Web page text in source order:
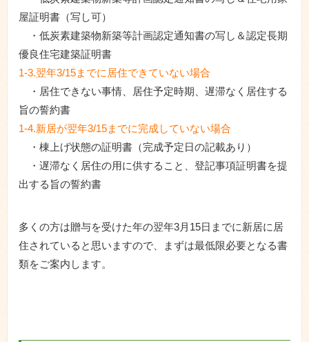
屋証明書（写し可）
・低炭素建築物新築等計画認定通知書の写し＆認定長期
優良住宅建築証明書
1-3.翌年3/15までに居住できていない場合
・居住できない事情、居住予定時期、遅滞なく居住する
旨の誓約書
1-4.新居が翌年3/15までに完成していない場合
・棟上げ状態の証明書（完成予定日の記載あり）
・遅滞なく居住の用に供すること、登記事項証明書を提
出する旨の誓約書
多くの方は贈与を受けた年の翌年3月15日までに新居に居
住されていると思いますので、まずは最低限必要となる書
類をご案内します。